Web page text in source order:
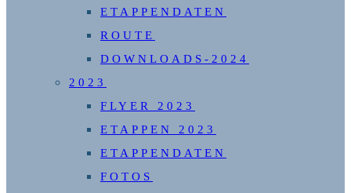
ETAPPENDATEN
ROUTE
DOWNLOADS-2024
2023
FLYER 2023
ETAPPEN 2023
ETAPPENDATEN
FOTOS